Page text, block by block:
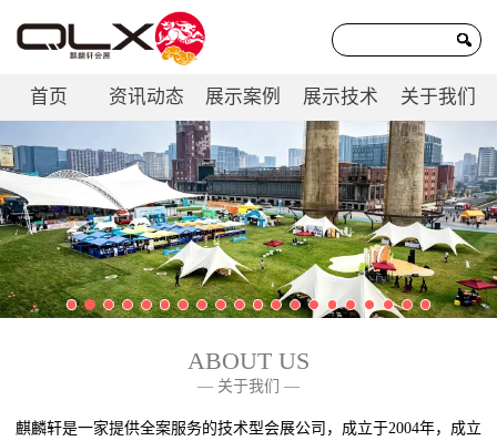
首页 资讯动态 展示案例 展示技术 关于我们
联系我们
ABOUT US
— 关于我们 —
麒麟轩是一家提供全案服务的技术型会展公司，成立于2004年，成立